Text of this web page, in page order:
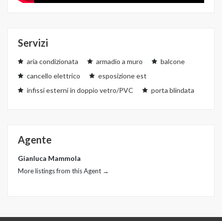
Servizi
aria condizionata armadio a muro
balcone
cancello elettrico
esposizione est
infissi esterni in doppio vetro/PVC
porta blindata
Agente
Gianluca Mammola
More listings from this Agent →